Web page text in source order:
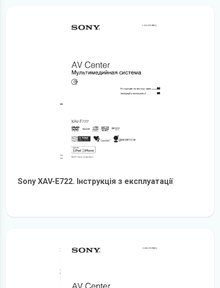
Sony XAV-E722. Інструкція з експлуатації